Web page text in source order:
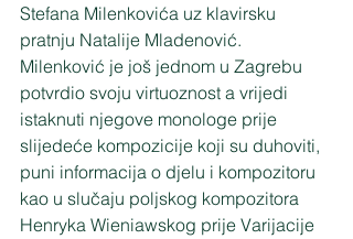
Stefana Milenkovića uz klavirsku
pratnju Natalije Mladenović.
Milenković je još jednom u Zagrebu
potvrdio svoju virtuoznost a vrijedi
istaknuti njegove monologe prije
slijedeće kompozicije koji su duhoviti,
puni informacija o djelu i kompozitoru
kao u slučaju poljskog kompozitora
Henryka Wieniawskog prije Varijacije